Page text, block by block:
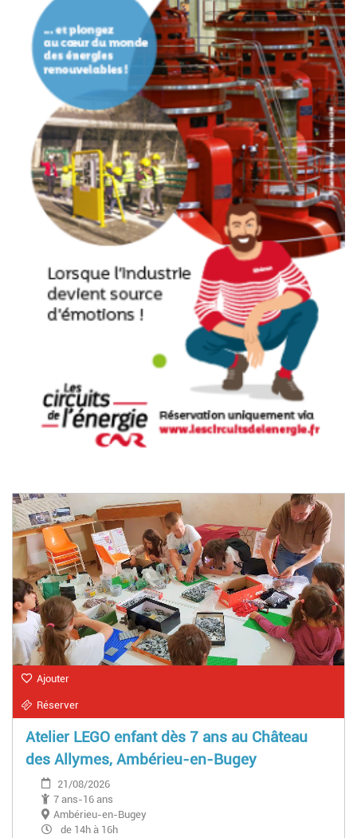
Ajouter
Réserver
Atelier LEGO enfant dès 7 ans au Château
des Allymes, Ambérieu-en-Bugey
21/08/2026
7 ans-16 ans
Ambérieu-en-Bugey
de 14h à 16h